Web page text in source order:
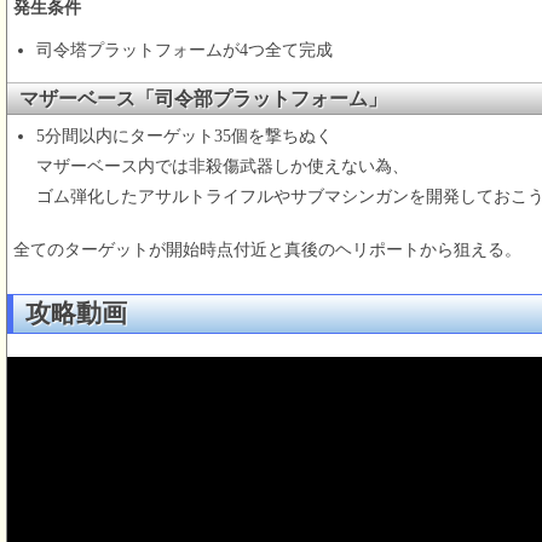
発生条件
司令塔プラットフォームが4つ全て完成
マザーベース「司令部プラットフォーム」
5分間以内にターゲット35個を撃ちぬく
マザーベース内では非殺傷武器しか使えない為、
ゴム弾化したアサルトライフルやサブマシンガンを開発しておこ
全てのターゲットが開始時点付近と真後のヘリポートから狙える。
攻略動画